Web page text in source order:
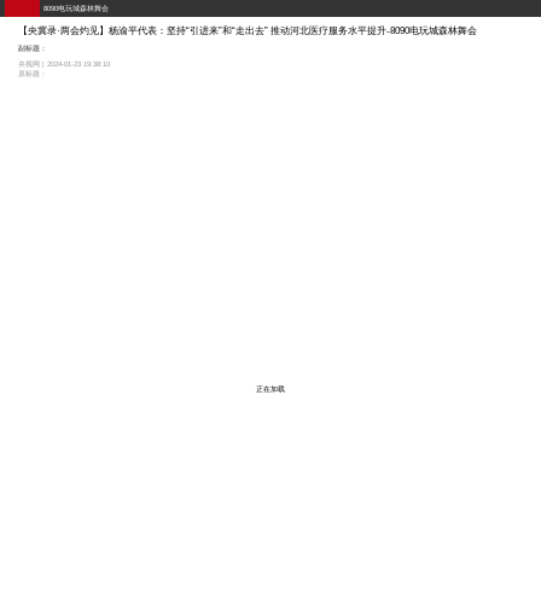
8090电玩城森林舞会
【央冀录·两会灼见】杨渝平代表：坚持“引进来”和“走出去” 推动河北医疗服务水平提升-8090电玩城森林舞会
副标题：
央视网 | 2024-01-23 19:38:10
原标题：
正在加载